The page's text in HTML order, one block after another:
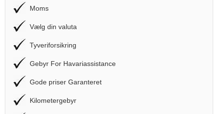
Moms
Vælg din valuta
Tyveriforsikring
Gebyr For Havariassistance
Gode priser Garanteret
Kilometergebyr